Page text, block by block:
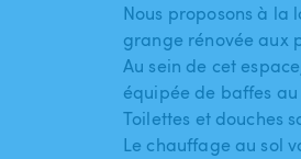
Nous proposons à la
grange rénovée aux
Au sein de cet
équipée de baffes
Toilettes et douches
Le chauffage au sol